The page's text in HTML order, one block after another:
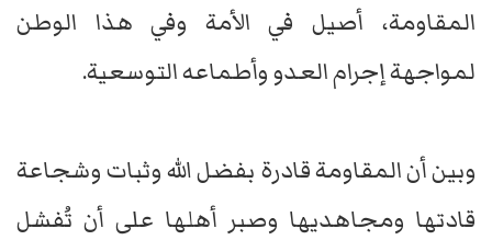
المقاومة، أصيل في الأمة وفي هذا الوطن
لمواجهة إجرام العدو وأطماعه التوسعية.
وبين أن المقاومة قادرة بفضل الله وثبات وشجاعة
قادتها ومجاهديها وصبر أهلها على أن تُفشل